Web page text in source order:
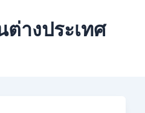
างประเทศ